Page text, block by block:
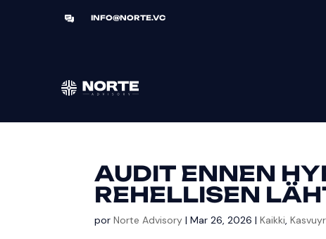
INFO@NORTE.VC
AUDIT ENNEN
REHELLISEN
porNorte Advisory |Mar 26, 2026 |Kaikki,